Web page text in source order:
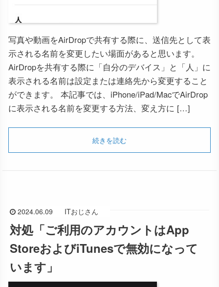
写真や動画をAirDropで共有する際に、送信先として表
示される名前を変更したい場面があると思います。
AirDropを共有する際に「自分のデバイス」と「人」に
表示される名前は設定または連絡先から変更すること
ができます。 本記事では、iPhone/iPad/MacでAirDrop
に表示される名前を変更する方法、変え方に […]
続きを読む
2024.06.09 ITおじさん
対処「ご利用のアカウントはApp
StoreおよびiTunesで無効になって
います」